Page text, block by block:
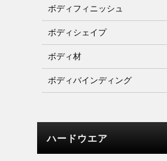
ボディフィニッシュ
ボディシェイプ
ボディ材
ボディバインディング
ハードウエア